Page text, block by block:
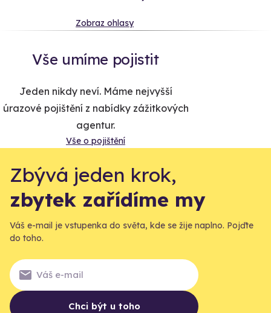
Zobraz ohlasy
Vše umíme pojistit
Jeden nikdy neví. Máme nejvyšší
úrazové pojištění z nabídky zážitkových
agentur.
Vše o pojištění
Zbývá jeden krok,
zbytek zařídíme my
Váš e-mail je vstupenka do světa, kde se žije naplno. Pojďte
do toho.
Chci být u toho